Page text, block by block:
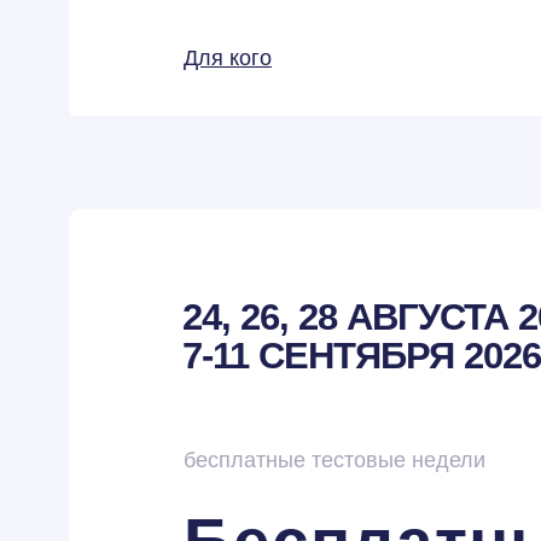
Для кого
бесплатные тестовые недели
24, 26, 28 АВГУСТА
7-11 СЕНТЯБРЯ 2026